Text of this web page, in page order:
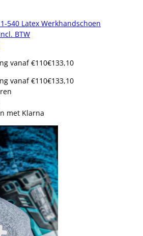
540 Latex Werkhandschoen
BTW
vanaf€110€133,10
vanaf€110€133,10
met Klarna